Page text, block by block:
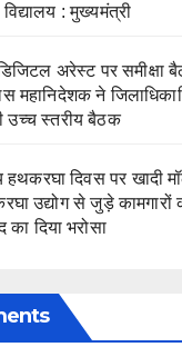
: मुख्यमंत्री
अरेस्ट पर समीक्षा
महानिदेशक ने
उच्च स्तरीय बैठक
हथकरघा दिवस पर खादी
उद्योग से जुड़े कामगारों
दिया भरोसा